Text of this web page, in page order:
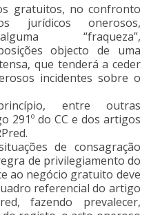
gratuitos, no confronto
jurídicos onerosos,
“fraqueza”,
objecto de uma
que tenderá a ceder
incidentes sobre o
entre outras
291º do CC e dos artigos
de consagração
de privilegiamento do
ao negócio gratuito deve
referencial do artigo
fazendo prevalecer,